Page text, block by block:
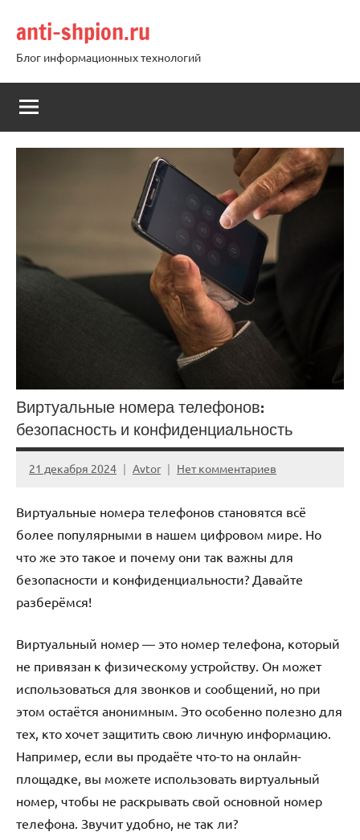
содержимому
anti-shpion.ru
Блог информационных технологий
Виртуальные номера телефонов:
безопасность и конфиденциальность
21 декабря 2024 Avtor Нет комментариев
Виртуальные номера телефонов становятся всё
более популярными в нашем цифровом мире. Но
что же это такое и почему они так важны для
безопасности и конфиденциальности? Давайте
разберёмся!
Виртуальный номер — это номер телефона, который
не привязан к физическому устройству. Он может
использоваться для звонков и сообщений, но при
этом остаётся анонимным. Это особенно полезно для
тех, кто хочет защитить свою личную информацию.
Например, если вы продаёте что-то на онлайн-
площадке, вы можете использовать виртуальный
номер, чтобы не раскрывать свой основной номер
телефона. Звучит удобно, не так ли?